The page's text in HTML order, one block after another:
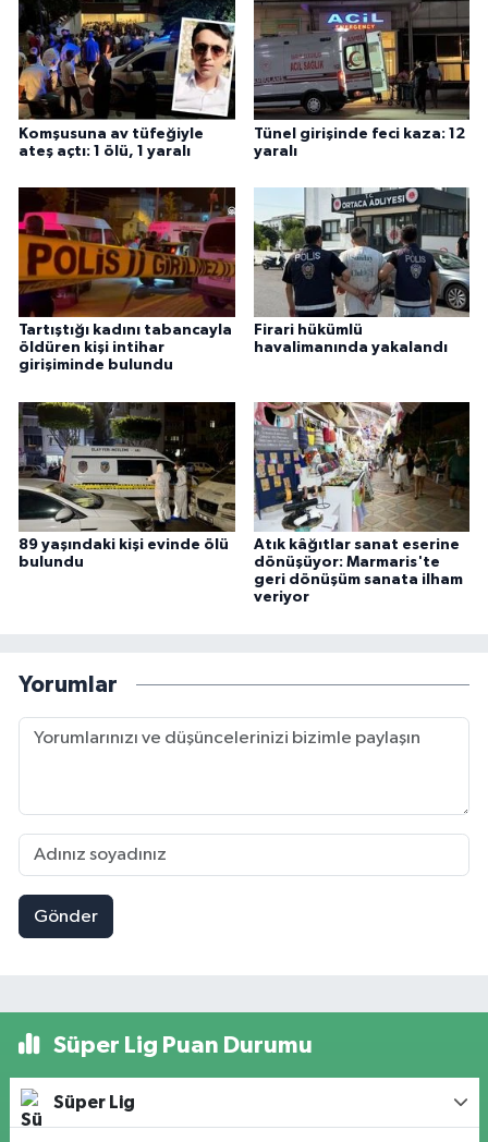
Komşusuna av tüfeğiyle
ateş açtı: 1 ölü, 1 yaralı
Tünel girişinde feci kaza: 12
yaralı
Tartıştığı kadını tabancayla
öldüren kişi intihar
girişiminde bulundu
Firari hükümlü
havalimanında yakalandı
89 yaşındaki kişi evinde ölü
bulundu
Atık kâğıtlar sanat eserine
dönüşüyor: Marmaris'te
geri dönüşüm sanata ilham
veriyor
Yorumlar
Gönder
Süper Lig Puan Durumu
Süper Lig